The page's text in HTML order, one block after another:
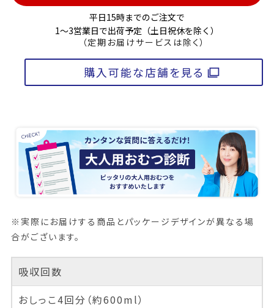
平日15時までのご注文で
1～3営業日で出荷予定（土日祝休を除く）
（定期お届けサービスは除く）
購入可能な店舗を見る
※実際にお届けする商品とパッケージデザインが異なる場
合がございます。
吸収回数
おしっこ4回分（約600ml）